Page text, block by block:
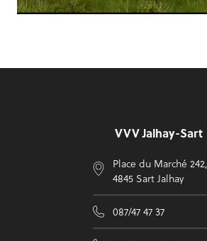
VVV Jalhay-Sart
Place du Marché 242,
4845 Sart Jalhay
087/47 47 37